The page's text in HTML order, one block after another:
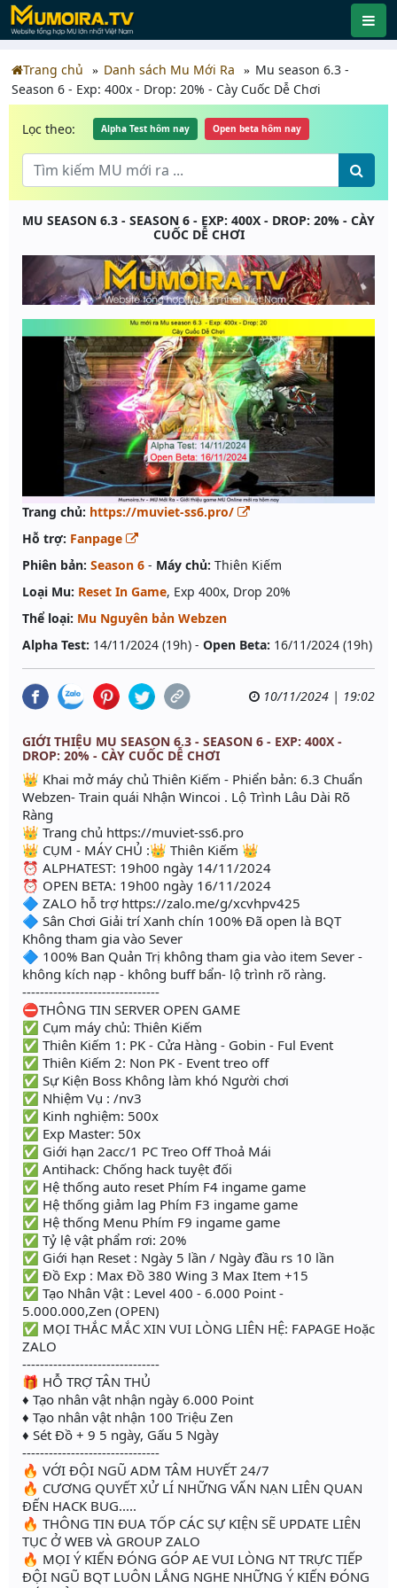
Trang chủ Danh sách Mu Mới Ra
Mu season 6.3 -
Season 6 - Exp: 400x - Drop: 20% - Cày Cuốc Dễ Chơi
Lọc theo: Alpha Test hôm nay Open beta hôm nay
MU SEASON 6.3 - SEASON 6 - EXP: 400X - DROP: 20% - CÀY
CUỐC DỄ CHƠI
Trang chủ: https://muviet-ss6.pro/
Hỗ trợ: Fanpage
Phiên bản: Season 6 - Máy chủ: Thiên Kiếm
Loại Mu: Reset In Game, Exp 400x, Drop 20%
Thể loại: Mu Nguyên bản Webzen
Alpha Test: 14/11/2024 (19h) - Open Beta: 16/11/2024 (19h)
10/11/2024 | 19:02
GIỚI THIỆU MU SEASON 6.3 - SEASON 6 - EXP: 400X -
DROP: 20% - CÀY CUỐC DỄ CHƠI
👑 Khai mở máy chủ Thiên Kiếm - Phiển bản: 6.3 Chuẩn
Webzen- Train quái Nhận Wincoi . Lộ Trình Lâu Dài Rõ
Ràng
👑 Trang chủ https://muviet-ss6.pro
👑 CỤM - MÁY CHỦ :👑 Thiên Kiếm 👑
⏰ ALPHATEST: 19h00 ngày 14/11/2024
⏰ OPEN BETA: 19h00 ngày 16/11/2024
🔷 ZALO hỗ trợ https://zalo.me/g/xcvhpv425
🔷 Sân Chơi Giải trí Xanh chín 100% Đã open là BQT
Không tham gia vào Sever
🔷 100% Ban Quản Trị không tham gia vào item Sever -
không kích nạp - không buff bẩn- lộ trình rõ ràng.
-------------------------------
⛔THÔNG TIN SERVER OPEN GAME
✅ Cụm máy chủ: Thiên Kiếm
✅ Thiên Kiếm 1: PK - Cửa Hàng - Gobin - Ful Event
✅ Thiên Kiếm 2: Non PK - Event treo off
✅ Sự Kiện Boss Không làm khó Người chơi
✅ Nhiệm Vụ : /nv3
✅ Kinh nghiệm: 500x
✅ Exp Master: 50x
✅ Giới hạn 2acc/1 PC Treo Off Thoả Mái
✅ Antihack: Chống hack tuyệt đối
✅ Hệ thống auto reset Phím F4 ingame game
✅ Hệ thống giảm lag Phím F3 ingame game
✅ Hệ thống Menu Phím F9 ingame game
✅ Tỷ lệ vật phẩm rơi: 20%
✅ Giới hạn Reset : Ngày 5 lần / Ngày đầu rs 10 lần
✅ Đồ Exp : Max Đồ 380 Wing 3 Max Item +15
✅ Tạo Nhân Vật : Level 400 - 6.000 Point -
5.000.000,Zen (OPEN)
✅ MỌI THẮC MẮC XIN VUI LÒNG LIÊN HỆ: FAPAGE Hoặc
ZALO
-------------------------------
🎁 HỖ TRỢ TÂN THỦ
♦ Tạo nhân vật nhận ngày 6.000 Point
♦ Tạo nhân vật nhận 100 Triệu Zen
♦ Sét Đồ + 9 5 ngày, Gấu 5 Ngày
-------------------------------
🔥 VỚI ĐỘI NGŨ ADM TÂM HUYẾT 24/7
🔥 CƯƠNG QUYẾT XỬ LÍ NHỮNG VẤN NẠN LIÊN QUAN
ĐẾN HACK BUG.....
🔥 THÔNG TIN ĐUA TỐP CÁC SỰ KIỆN SẼ UPDATE LIÊN
TỤC Ở WEB VÀ GROUP ZALO
🔥 MỌI Ý KIẾN ĐÓNG GÓP AE VUI LÒNG NT TRỰC TIẾP
ĐỘI NGŨ BQT LUÔN LẮNG NGHE NHỮNG Ý KIẾN ĐÓNG